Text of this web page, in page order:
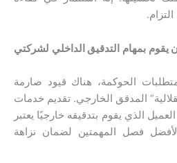
بمهام التدقيق الداخلي لشركتي
الحوكمة، هناك قيود صارمة
المدقق الخارجي. تقديم خدمات
الذي يقوم بتدقيقه خارجيًا يعتبر
فصل المهمتين لضمان نزاهة